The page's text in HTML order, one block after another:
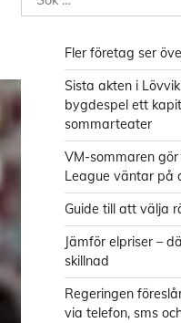
efter:
Fler företag ser
Sista akten i
bygdespel ett
sommarteater
VM-sommaren
League väntar på
Guide till att välja
Jämför elpriser –
skillnad
Regeringen
via telefon, sms